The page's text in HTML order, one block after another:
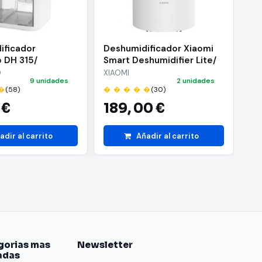
depósito.
llegarán a
de tus
tus canciones
la salida de vapor.
315/
(58)
9 unidades
al carrito
Deshumidificador Xiaomi
Smart Deshumidifier Lite/
Capacidad 3L
XIAOMI
� � � � �(30)
189,00 €
2 unidades
Añadir al carrito
mas
Newsletter